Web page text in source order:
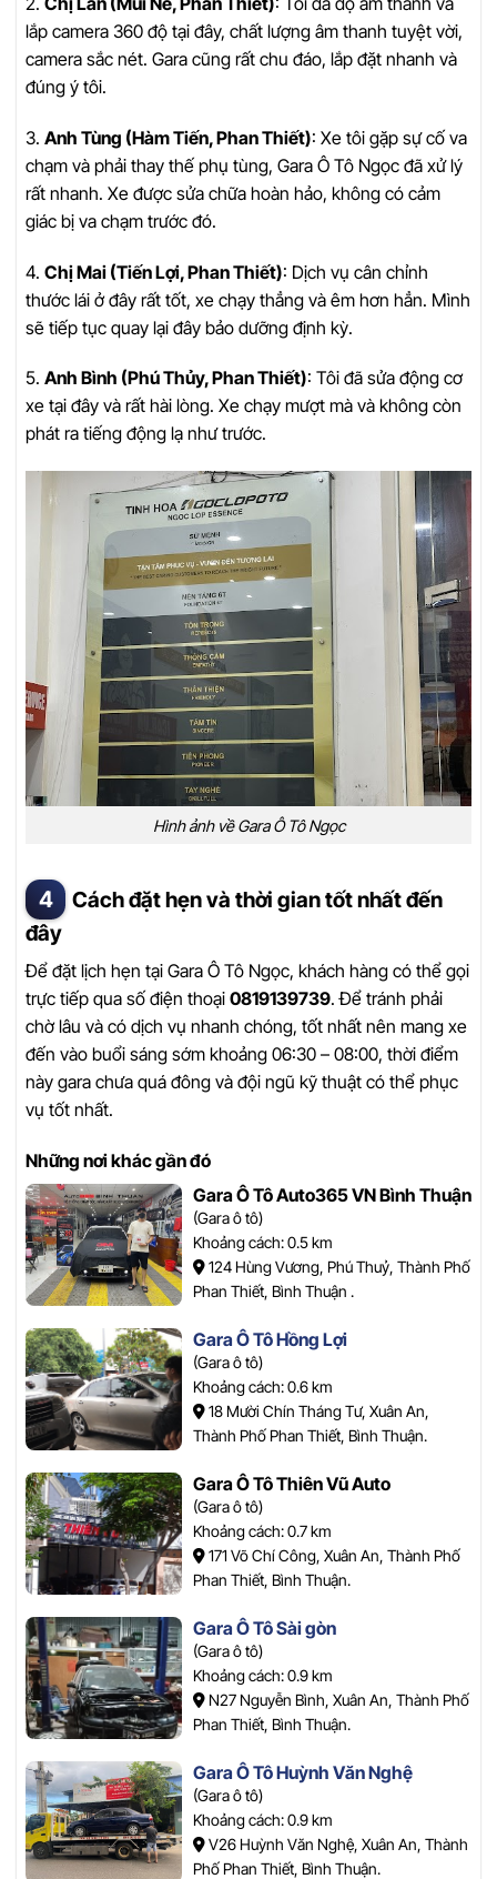
lắp camera 360 độ tại đây, chất lượng âm thanh tuyệt vời,
camera sắc nét. Gara cũng rất chu đáo, lắp đặt nhanh và
đúng ý tôi.
3. Anh Tùng (Hàm Tiến, Phan Thiết): Xe tôi gặp sự cố va
chạm và phải thay thế phụ tùng, Gara Ô Tô Ngọc đã xử lý
rất nhanh. Xe được sửa chữa hoàn hảo, không có cảm
giác bị va chạm trước đó.
4. Chị Mai (Tiến Lợi, Phan Thiết): Dịch vụ cân chỉnh
thước lái ở đây rất tốt, xe chạy thẳng và êm hơn hẳn. Mình
sẽ tiếp tục quay lại đây bảo dưỡng định kỳ.
5. Anh Bình (Phú Thủy, Phan Thiết): Tôi đã sửa động cơ
xe tại đây và rất hài lòng. Xe chạy mượt mà và không còn
phát ra tiếng động lạ như trước.
Hình ảnh về Gara Ô Tô Ngọc
Cách đặt hẹn và thời gian tốt nhất đến
đây
Để đặt lịch hẹn tại Gara Ô Tô Ngọc, khách hàng có thể gọi
trực tiếp qua số điện thoại 0819139739. Để tránh phải
chờ lâu và có dịch vụ nhanh chóng, tốt nhất nên mang xe
đến vào buổi sáng sớm khoảng 06:30 – 08:00, thời điểm
này gara chưa quá đông và đội ngũ kỹ thuật có thể phục
vụ tốt nhất.
Những nơi khác gần đó
Gara Ô Tô Auto365 VN Bình Thuận
(Gara ô tô)
Khoảng cách: 0.5 km
124 Hùng Vương, Phú Thuỷ, Thành Phố
Phan Thiết, Bình Thuận .
Gara Ô Tô Hồng Lợi
(Gara ô tô)
Khoảng cách: 0.6 km
18 Mười Chín Tháng Tư, Xuân An,
Thành Phố Phan Thiết, Bình Thuận.
Gara Ô Tô Thiên Vũ Auto
(Gara ô tô)
Khoảng cách: 0.7 km
171 Võ Chí Công, Xuân An, Thành Phố
Phan Thiết, Bình Thuận.
Gara Ô Tô Sài gòn
(Gara ô tô)
Khoảng cách: 0.9 km
N27 Nguyễn Bình, Xuân An, Thành Phố
Phan Thiết, Bình Thuận.
Gara Ô Tô Huỳnh Văn Nghệ
(Gara ô tô)
Khoảng cách: 0.9 km
V26 Huỳnh Văn Nghệ, Xuân An, Thành
Phố Phan Thiết, Bình Thuận.